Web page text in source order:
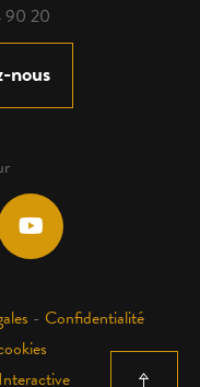
90 20
nous
- Confidentialité